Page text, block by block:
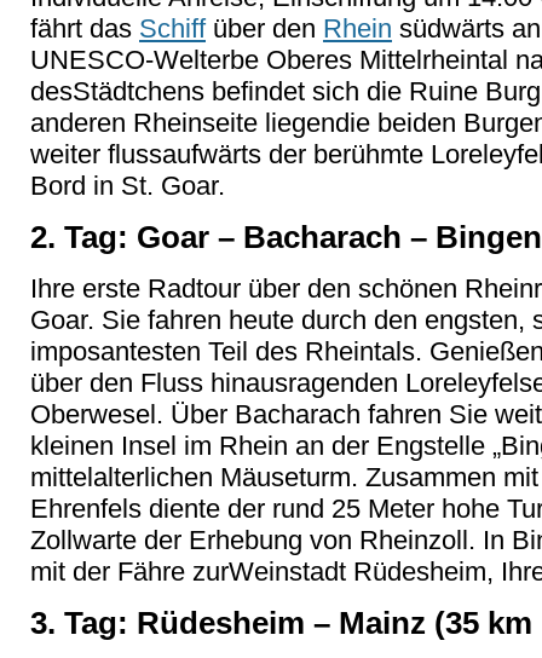
fährt das Schiffüber den Rhein südwärts
UNESCO-Welterbe Oberes Mittelrheintal
desStädtchens befindet sich die Ruine
anderen Rheinseite liegendie beiden
weiter flussaufwärts der berühmte
Bord in St. Goar.
2. Tag: Goar – Bacharach –
Ihre erste Radtour über den schönen
Goar. Sie fahren heute durch den engsten,
imposantesten Teil des Rheintals.
über den Fluss hinausragenden
Oberwesel. Über Bacharach fahren Sie
kleinen Insel im Rhein an der Engstelle
mittelalterlichen Mäuseturm. Zusammen
Ehrenfels diente der rund 25 Meter hohe
Zollwarte der Erhebung von Rheinzoll. In
mit der Fähre zurWeinstadt Rüdesheim,
3. Tag: Rüdesheim – Mainz (35